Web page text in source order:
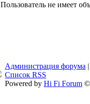
Пользователь не имеет
Администрация форума |
Список RSS
Powered by Hi Fi Forum ©